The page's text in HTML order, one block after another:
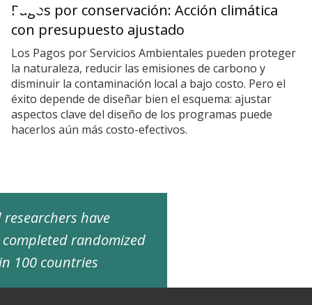
Pagos por conservación: Acción climática
con presupuesto ajustado
Los Pagos por Servicios Ambientales pueden proteger
la naturaleza, reducir las emisiones de carbono y
disminuir la contaminación local a bajo costo. Pero el
éxito depende de diseñar bien el esquema: ajustar
aspectos clave del diseño de los programas puede
hacerlos aún más costo-efectivos.
researchers have
randomized
100 countries